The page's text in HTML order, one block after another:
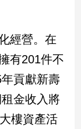
經營。在
有201件不
貢獻新壽
金收入將
樓資產活